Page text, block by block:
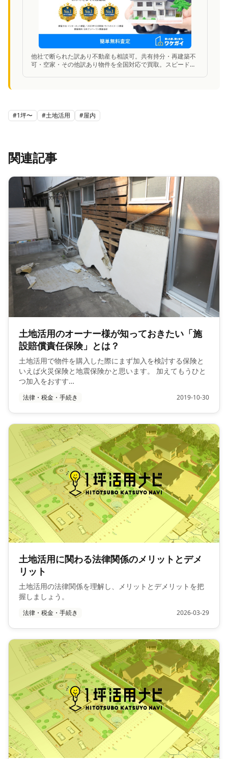
他社で断られた訳あり不動産も相談可。共有持分・再建築不
可・空家・その他訳あり物件を全国対応で買取。スピード査
#1坪〜 #土地活用 #屋内
関連記事
土地活用のオーナー様が知っておきたい「施
設賠償責任保険」とは？
土地活用で物件を購入した際にまず加入を検討する保険と
いえば火災保険と地震保険かと思います。 加えてもうひと
つ加入をおすす…
法律・税金・手続き 2019-10-30
土地活用に関わる法律関係のメリットとデメ
リット
土地活用の法律関係を理解し、メリットとデメリットを把
握しましょう。
法律・税金・手続き 2026-03-29